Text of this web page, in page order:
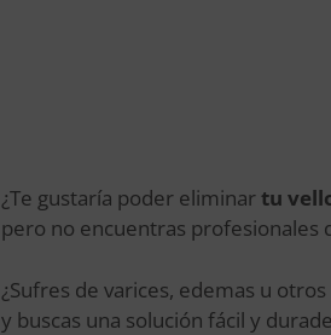
¿Te gustaría poder eliminartu
pero no encuentras profesionales
¿Sufres de varices, edemas u otros
y buscas una solución fácil y